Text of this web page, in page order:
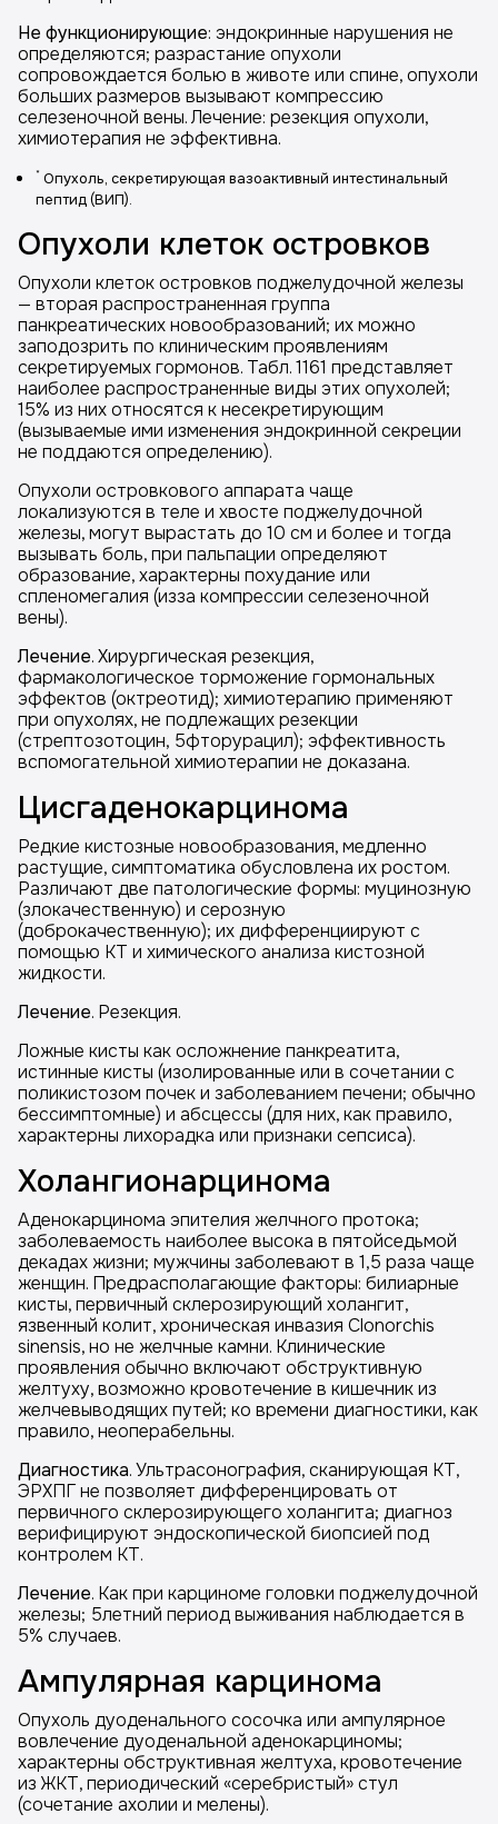
Не функционирующие: эндокринные нарушения не
определяются; разрастание опухоли
сопровождается болью в животе или спине, опухоли
больших размеров вызывают компрессию
селезеночной вены. Лечение: резекция опухоли,
химиотерапия не эффективна.
* Опухоль, секретирующая вазоактивный интестинальный
пептид (ВИП).
Опухоли клеток островков
Опухоли клеток островков поджелудочной железы
— вторая распространенная группа
панкреатических новообразований; их можно
заподозрить по клиническим проявлениям
секретируемых гормонов. Табл. 1161 представляет
наиболее распространенные виды этих опухолей;
15% из них относятся к несекретирующим
(вызываемые ими изменения эндокринной секреции
не поддаются определению).
Опухоли островкового аппарата чаще
локализуются в теле и хвосте поджелудочной
железы, могут вырастать до 10 см и более и тогда
вызывать боль, при пальпации определяют
образование, характерны похудание или
спленомегалия (изза компрессии селезеночной
вены).
Лечение. Хирургическая резекция,
фармакологическое торможение гормональных
эффектов (октреотид); химиотерапию применяют
при опухолях, не подлежащих резекции
(стрептозотоцин, 5фторурацил); эффективность
вспомогательной химиотерапии не доказана.
Цисгаденокарцинома
Редкие кистозные новообразования, медленно
растущие, симптоматика обусловлена их ростом.
Различают две патологические формы: муцинозную
(злокачественную) и серозную
(доброкачественную); их дифференциируют с
помощью КТ и химического анализа кистозной
жидкости.
Лечение. Резекция.
Ложные кисты как осложнение панкреатита,
истинные кисты (изолированные или в сочетании с
поликистозом почек и заболеванием печени; обычно
бессимптомные) и абсцессы (для них, как правило,
характерны лихорадка или признаки сепсиса).
Холангионарцинома
Аденокарцинома эпителия желчного протока;
заболеваемость наиболее высока в пятойседьмой
декадах жизни; мужчины заболевают в 1,5 раза чаще
женщин. Предрасполагающие факторы: билиарные
кисты, первичный склерозирующий холангит,
язвенный колит, хроническая инвазия Clonorchis
sinensis, но не желчные камни. Клинические
проявления обычно включают обструктивную
желтуху, возможно кровотечение в кишечник из
желчевыводящих путей; ко времени диагностики, как
правило, неоперабельны.
Диагностика. Ультрасонография, сканирующая КТ,
ЭРХПГ не позволяет дифференцировать от
первичного склерозирующего холангита; диагноз
верифицируют эндоскопической биопсией под
контролем КТ.
Лечение. Как при карциноме головки поджелудочной
железы; 5летний период выживания наблюдается в
5% случаев.
Ампулярная карцинома
Опухоль дуоденального сосочка или ампулярное
вовлечение дуоденальной аденокарциномы;
характерны обструктивная желтуха, кровотечение
из ЖКТ, периодический «серебристый» стул
(сочетание ахолии и мелены).